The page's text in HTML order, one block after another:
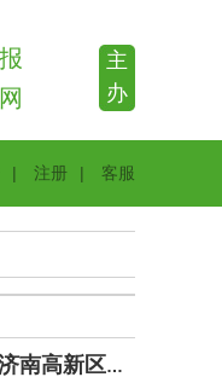
报
网
主
办
| 注册 | 客服
2022年度济南高新区适龄儿童免费涂氟工作顺利进行